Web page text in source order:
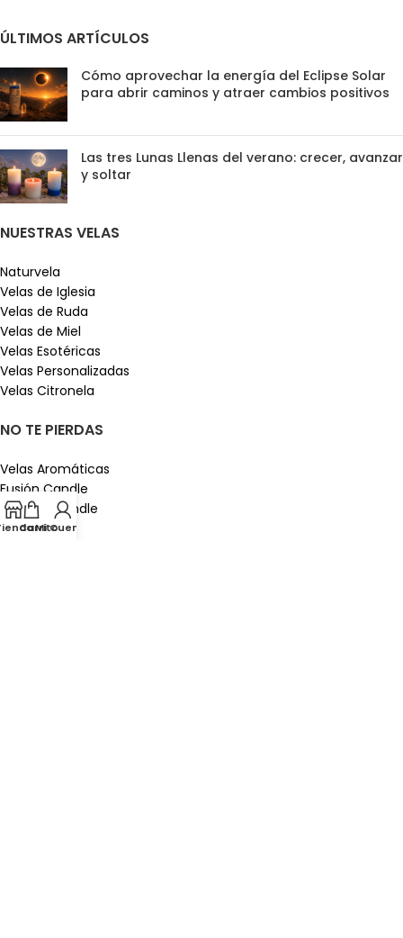
ÚLTIMOS ARTÍCULOS
Cómo aprovechar la energía del Eclipse Solar
para abrir caminos y atraer cambios positivos
Las tres Lunas Llenas del verano: crecer, avanzar
y soltar
NUESTRAS VELAS
Naturvela
Velas de Iglesia
Velas de Ruda
Velas de Miel
Velas Esotéricas
Velas Personalizadas
Velas Citronela
NO TE PIERDAS
Velas Aromáticas
Fusión Candle
Fantasy Candle
Velas de Sal
Carrito
Mi Cuenta